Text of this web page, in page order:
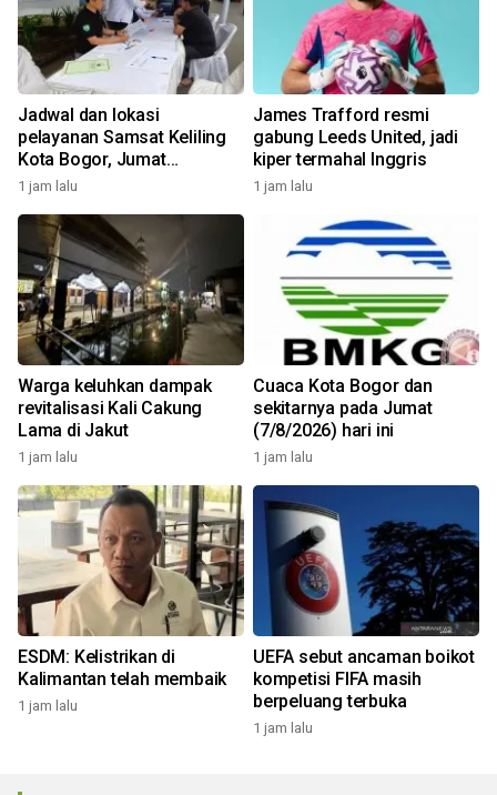
Jadwal dan lokasi
pelayanan Samsat Keliling
Kota Bogor, Jumat
(7/8/2026)
1 jam lalu
James Trafford resmi
gabung Leeds United, jadi
kiper termahal Inggris
1 jam lalu
Warga keluhkan dampak
revitalisasi Kali Cakung
Lama di Jakut
1 jam lalu
Cuaca Kota Bogor dan
sekitarnya pada Jumat
(7/8/2026) hari ini
1 jam lalu
ESDM: Kelistrikan di
Kalimantan telah membaik
1 jam lalu
UEFA sebut ancaman boikot
kompetisi FIFA masih
berpeluang terbuka
1 jam lalu